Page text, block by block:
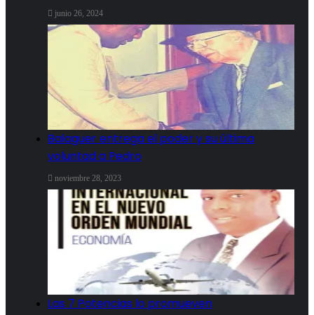
junio 26, 2024
Balaguer entrega el poder y su última
voluntad a Pedro
noviembre 28, 2023
Las 7 Potencias lo promueven